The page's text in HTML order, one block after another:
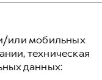
или мобильных
техническая
данных: